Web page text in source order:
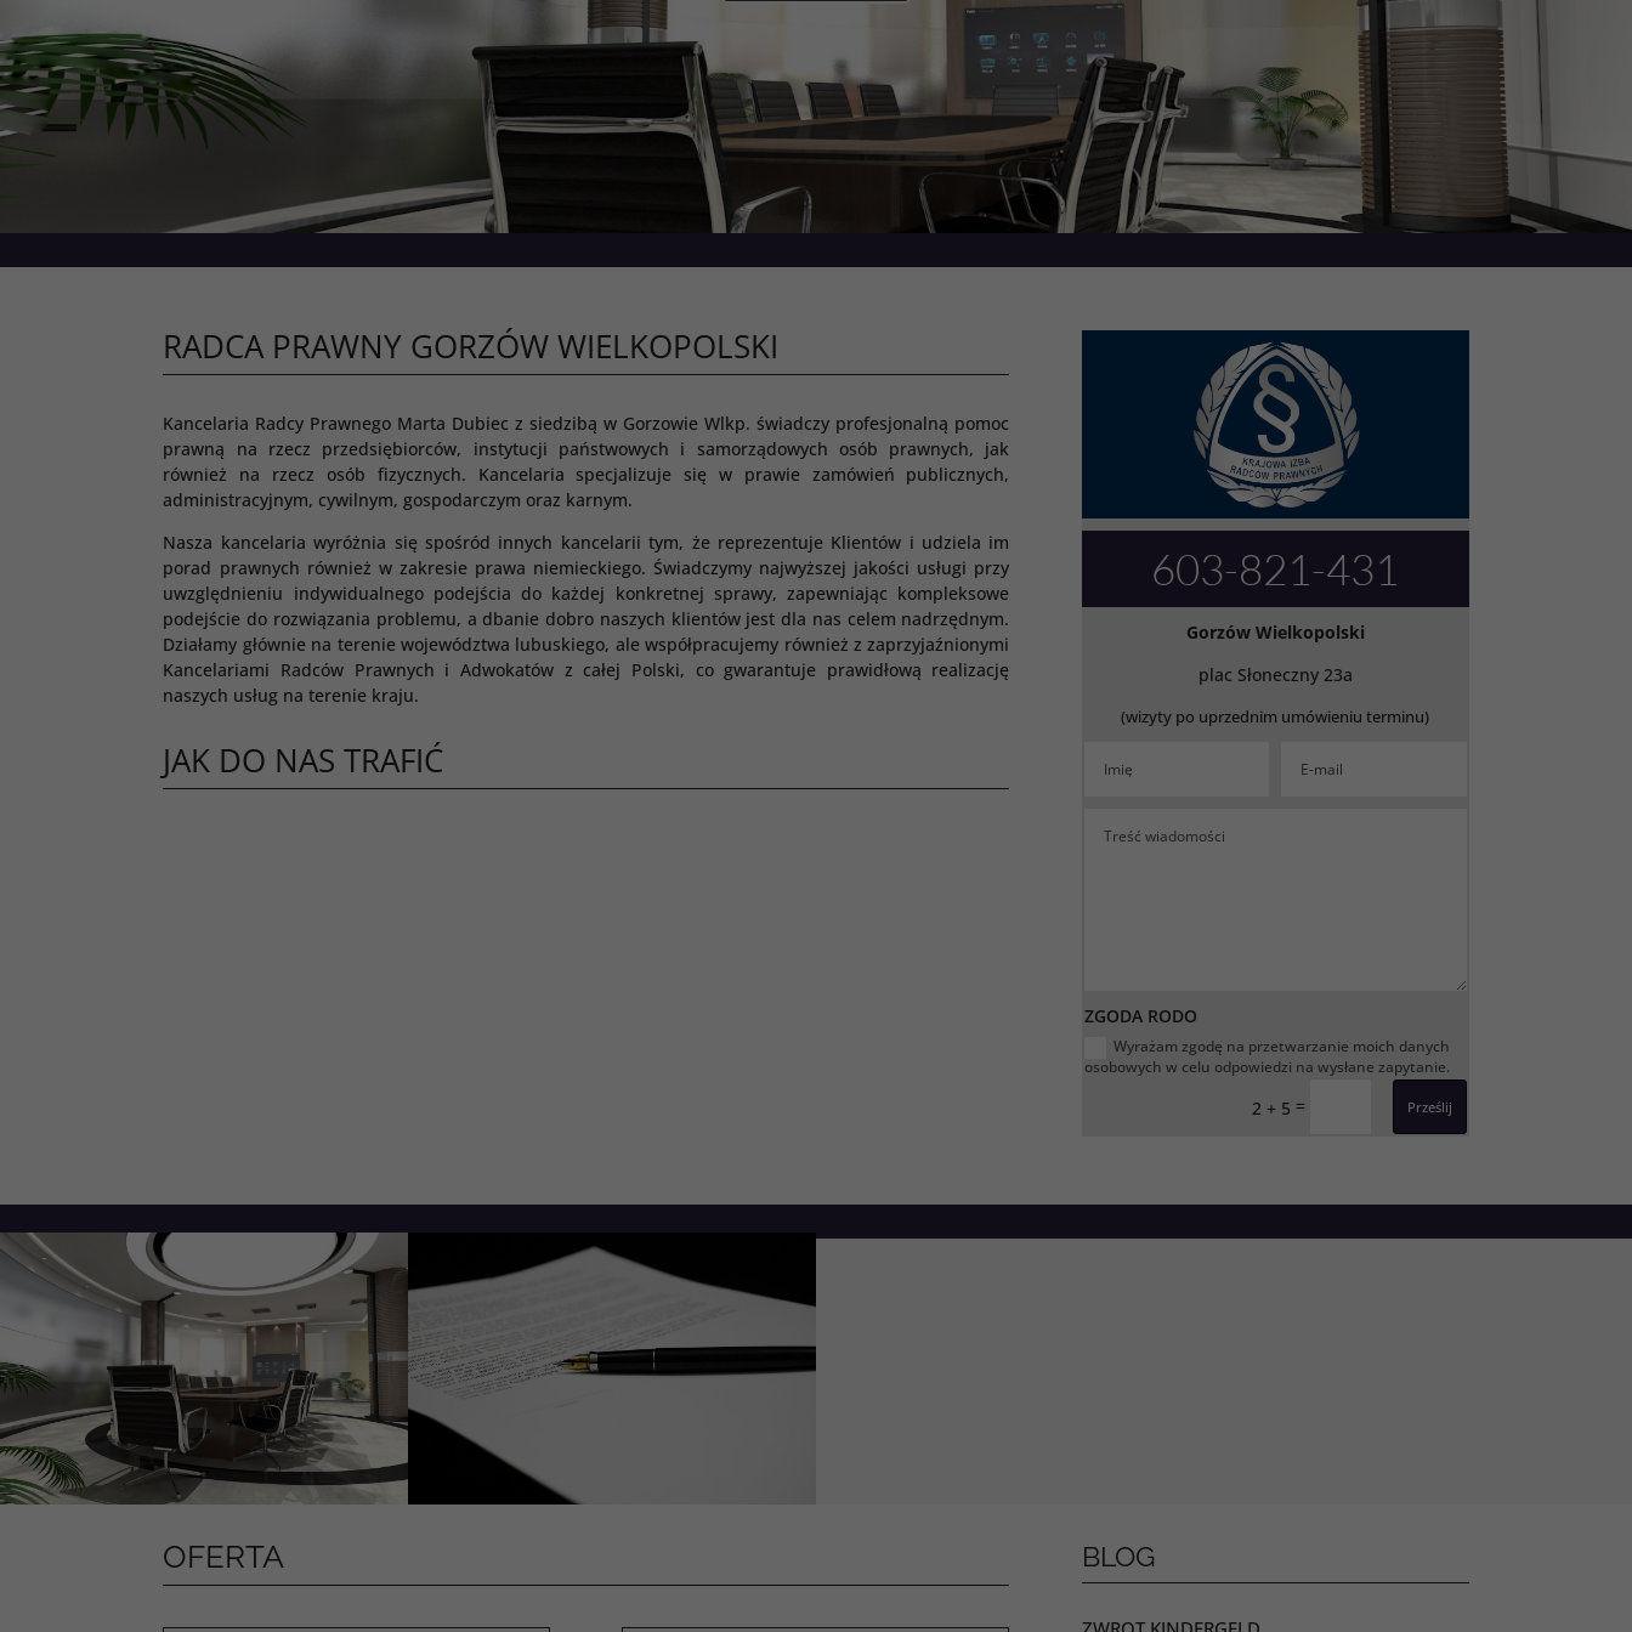
RADCA PRAWNY GORZÓW WIELKOPOLSKI
Kancelaria Radcy Prawnego Marta Dubiec z siedzibą w Gorzowie Wlkp. świadczy profesjonalną pomoc
prawną na rzecz przedsiębiorców, instytucji państwowych i samorządowych osób prawnych, jak
również na rzecz osób fizycznych. Kancelaria specjalizuje się w prawie zamówień publicznych,
administracyjnym, cywilnym, gospodarczym oraz karnym.
Nasza kancelaria wyróżnia się spośród innych kancelarii tym, że reprezentuje Klientów i udziela im
porad prawnych również w zakresie prawa niemieckiego. Świadczymy najwyższej jakości usługi przy
uwzględnieniu indywidualnego podejścia do każdej konkretnej sprawy, zapewniając kompleksowe
podejście do rozwiązania problemu, a dbanie dobro naszych klientów jest dla nas celem nadrzędnym.
Działamy głównie na terenie województwa lubuskiego, ale współpracujemy również z zaprzyjaźnionymi
Kancelariami Radców Prawnych i Adwokatów z całej Polski, co gwarantuje prawidłową realizację
naszych usług na terenie kraju.
JAK DO NAS TRAFIĆ
603-821-431
Gorzów Wielkopolski
plac Słoneczny 23a
(wizyty po uprzednim umówieniu terminu)
ZGODA RODO
Wyrażam zgodę na przetwarzanie moich danych
osobowych w celu odpowiedzi na wysłane zapytanie.
2 + 5 = Prześlij
OFERTA BLOG